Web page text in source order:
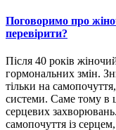
Поговоримо про
перевірити?
Після 40 років
гормональних змін.
тільки на
системи. Саме тому в
серцевих
самопочуття із